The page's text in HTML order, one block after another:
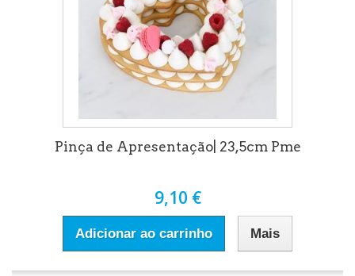
Pinça de Apresentação| 23,5cm Pme
9,10 €
Adicionar ao carrinho Mais